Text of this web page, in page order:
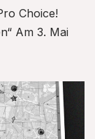
Choice!
Am 3. Mai